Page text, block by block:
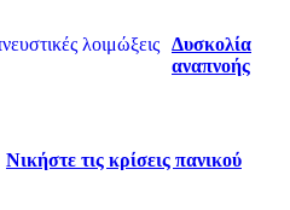
Δυσκολία
αναπνοής
Νικήστε τις κρίσεις πανικού